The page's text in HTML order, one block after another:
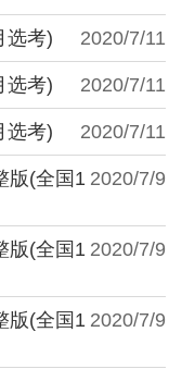
2020/7/11
选考)
2020/7/11
选考)
2020/7/11
选考)
2020/7/9
版(全国1
2020/7/9
版(全国1
2020/7/9
版(全国1